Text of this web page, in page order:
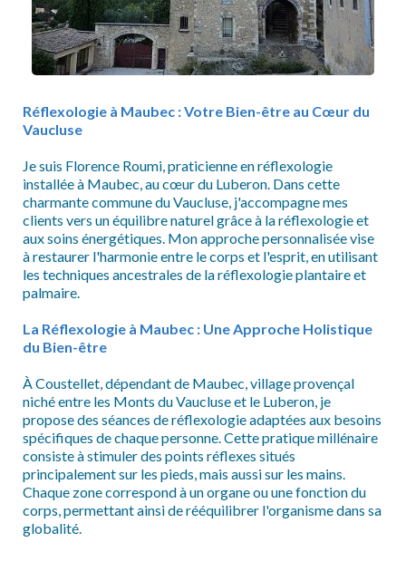
Réflexologie à Maubec : Votre Bien-être au Cœur du
Vaucluse
Je suis Florence Roumi, praticienne en réflexologie
installée à Maubec, au cœur du Luberon. Dans cette
charmante commune du Vaucluse, j'accompagne mes
clients vers un équilibre naturel grâce à la réflexologie et
aux soins énergétiques. Mon approche personnalisée vise
à restaurer l'harmonie entre le corps et l'esprit, en utilisant
les techniques ancestrales de la réflexologie plantaire et
palmaire.
La Réflexologie à Maubec : Une Approche Holistique
du Bien-être
À Coustellet, dépendant de Maubec, village provençal
niché entre les Monts du Vaucluse et le Luberon, je
propose des séances de réflexologie adaptées aux besoins
spécifiques de chaque personne. Cette pratique millénaire
consiste à stimuler des points réflexes situés
principalement sur les pieds, mais aussi sur les mains.
Chaque zone correspond à un organe ou une fonction du
corps, permettant ainsi de rééquilibrer l'organisme dans sa
globalité.